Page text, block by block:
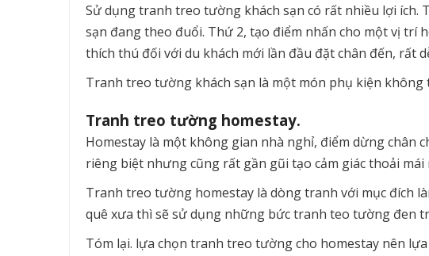
Sử dụng tranh treo tường khách sạn có rất nhiều lợi
sạn đang theo đuổi. Thứ 2, tạo điểm nhấn cho một vị trí
thích thú đối với du khách mới lần đầu đặt chân đến, rất
Tranh treo tường khách sạn là một món phụ kiện
Tranh treo tường homestay.
Homestay là một không gian nhà nghỉ, điểm dừng chân
riêng biệt nhưng cũng rất gần gũi tạo cảm giác thoải mái
Tranh treo tường homestay là dòng tranh với mục đích
quê xưa thì sẽ sử dụng những bức tranh teo tường đen
Tóm lại. lựa chọn tranh treo tường cho homestay nên